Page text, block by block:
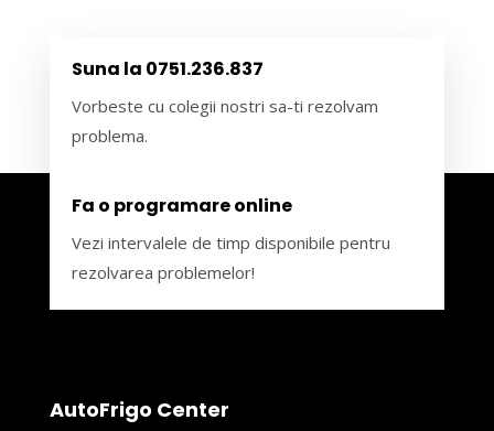
Suna la 0751.236.837
Vorbeste cu colegii nostri sa-ti rezolvam
problema.
Fa o programare online
Vezi intervalele de timp disponibile pentru
rezolvarea problemelor!
AutoFrigo Center